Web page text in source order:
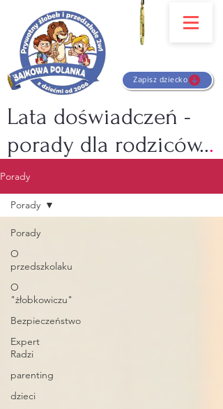
Zapisz dziecko
Lata doświadczeń -
porady dla rodziców...
Porady
Porady
O
przedszkolaku
O
"żłobkowiczu"
Bezpieczeństwo
Expert
Radzi
parenting
dzieci
Porady